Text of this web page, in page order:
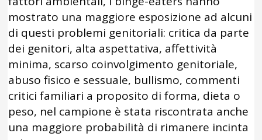
mostrato una maggiore esposizione ad alcuni
di questi problemi genitoriali: critica da parte
dei genitori, alta aspettativa, affettività
minima, scarso coinvolgimento genitoriale,
abuso fisico e sessuale, bullismo, commenti
critici familiari a proposito di forma, dieta o
peso, nel campione è stata riscontrata anche
una maggiore probabilità di rimanere incinta